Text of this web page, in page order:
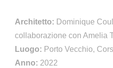
Architetto: Dominique
collaborazione con Amelia
Luogo: Porto Vecchio,
Anno: 2022